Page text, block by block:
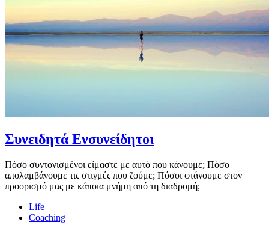
Συνειδητά Ενσυνείδητοι
Πόσο συντονισμένοι είμαστε με αυτό που κάνουμε; Πόσο
απολαμβάνουμε τις στιγμές που ζούμε; Πόσοι φτάνουμε στον
προορισμό μας με κάποια μνήμη από τη διαδρομή;
Life
Coaching